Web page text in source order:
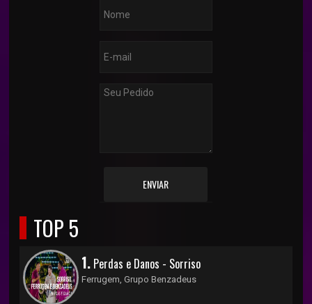
ENVIAR
TOP 5
1. Perdas e Danos - Sorriso
Ferrugem, Grupo Benzadeus